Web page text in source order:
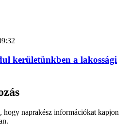
kerületünkben a lakossági
naprakész információkat kapjon